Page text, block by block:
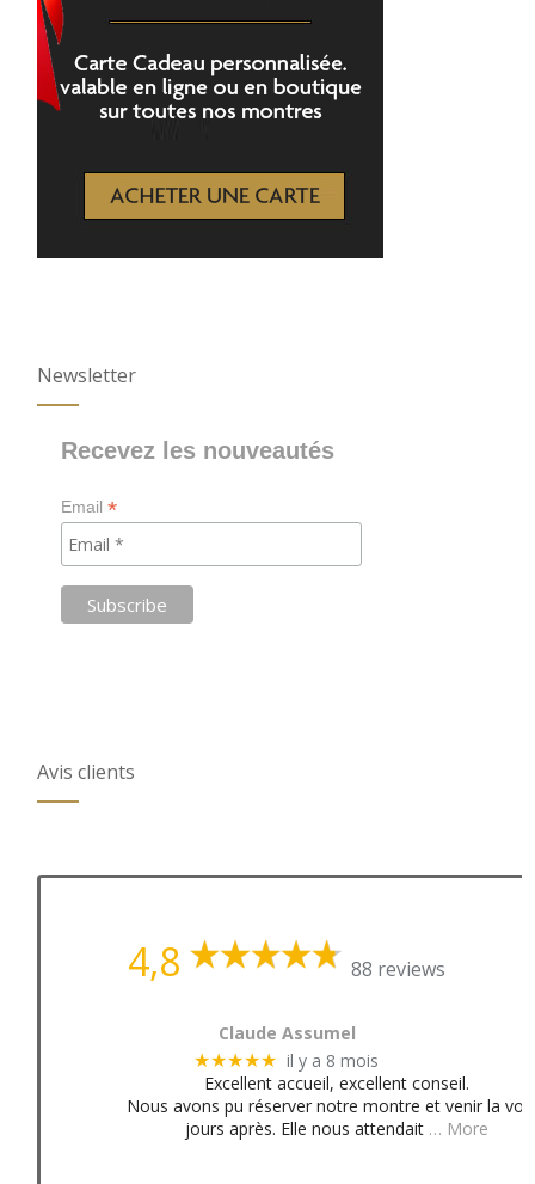
Newsletter
Recevez les nouveautés
Email*
Avis clients
4,8 88 reviews
Claude Assumel
★★★★★ il y a 8 mois
Excellent accueil, excellent conseil.
Nous avons pu réserver notre montre et venir la
jours après. Elle nous attendait … More